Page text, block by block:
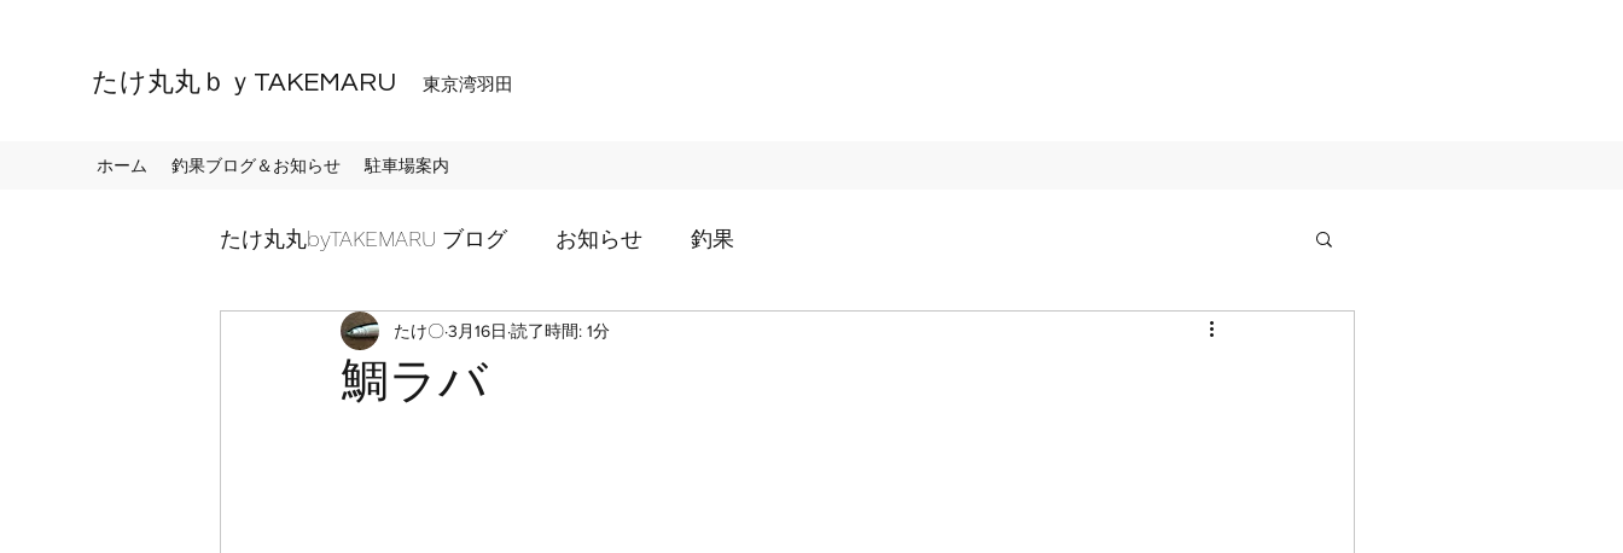
たけ丸丸ｂｙTAKEMARU 東京湾羽田
ホーム 釣果ブログ＆お知らせ 駐車場案内
たけ丸丸byTAKEMARU ブログ お知らせ 釣果
鯛ラバ
たけ〇3月16日 読了時間: 1分